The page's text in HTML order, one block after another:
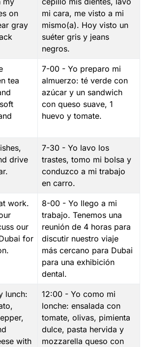
on
gray
mi cara, me visto a mi
mismo(a). Hoy visto un
suéter gris y jeans
negros.
tea
7-00 - Yo preparo mi
almuerzo: té verde con
azúcar y un sandwich
con queso suave, 1
huevo y tomate.
drive
7-30 - Yo lavo los
trastes, tomo mi bolsa y
conduzco a mi trabajo
en carro.
work.
our
for
8-00 - Yo llego a mi
trabajo. Tenemos una
reunión de 4 horas para
discutir nuestro viaje
más cercano para Dubai
para una exhibición
dental.
lunch:
with
12:00 - Yo como mi
lonche: ensalada con
tomate, olivas, pimienta
dulce, pasta hervida y
mozzarella queso con